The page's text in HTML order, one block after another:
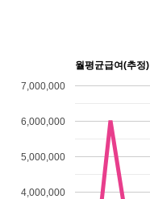
월평균급여(추정)
4,000,000
5,000,000
6,000,000
7,000,000